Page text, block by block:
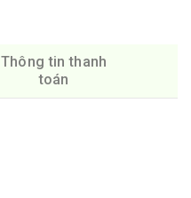
Thông tin thanh
toán